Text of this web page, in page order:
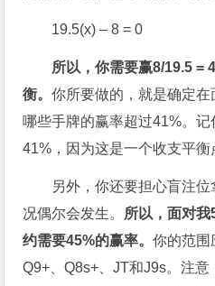
19.5(x) – 8 = 0
所以，你需要赢8/19.5 =
衡。你所要做的，就是确定在
哪些手牌的赢率超过41%。
41%，因为这是一个收支平衡
另外，你还要担心盲注
况偶尔会发生。 所以，面对我
约需要45%的赢率。你的范围
Q9+、Q8s+、JT和J9s。注意